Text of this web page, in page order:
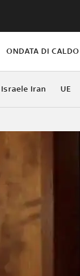
ONDATA DI CALDO
Israele Iran UE